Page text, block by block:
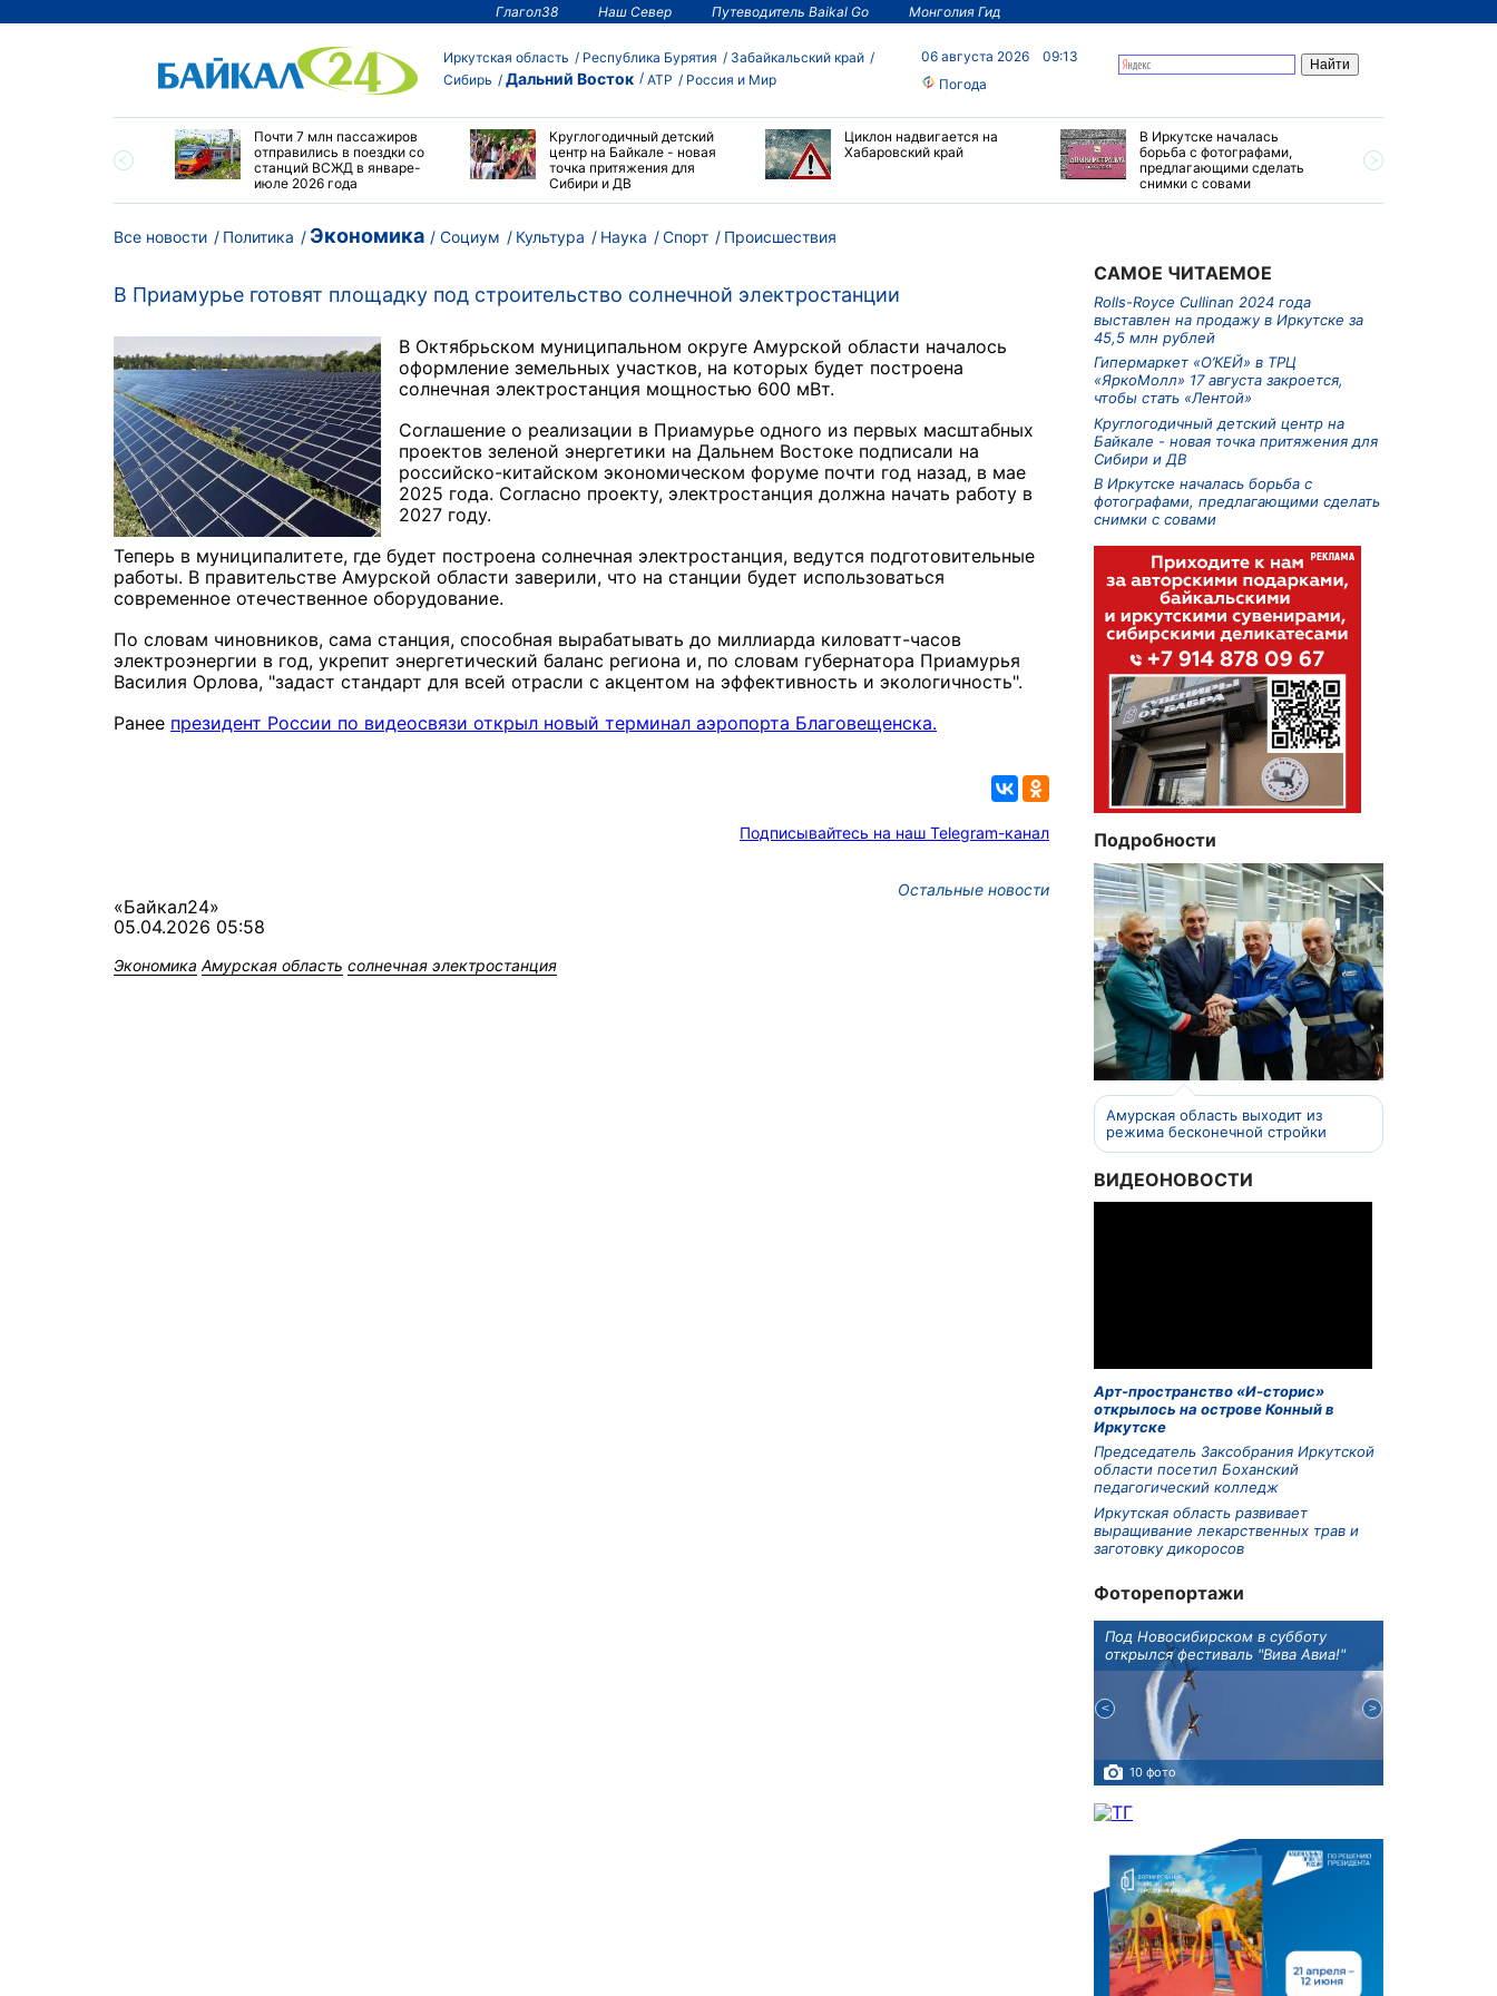
Глагол38 Наш Север Путеводитель Baikal Go Монголия Гид
Иркутская область Республика Бурятия
Забайкальский край
Сибирь
Дальний Восток АТР Россия и Мир
06 августа 2026
09:13
Погода
33,6 млн тонн в
июле 2026 года
Почти 7 млн пассажиров
отправились в поездки со
станций ВСЖД в январе-
июле 2026 года
Круглогодичный детский
центр на Байкале - новая
точка притяжения для
Сибири и ДВ
Циклон надвигается на
Хабаровский край
В Иркутске началась
борьба с фотографами,
предлагающими сделать
снимки с совами
Все новости Политика Экономика Социум Культура Наука Спорт Происшествия
В Приамурье готовят площадку под строительство солнечной электростанции
В Октябрьском муниципальном округе Амурской области началось
оформление земельных участков, на которых будет построена
солнечная электростанция мощностью 600 мВт.
Соглашение о реализации в Приамурье одного из первых масштабных
проектов зеленой энергетики на Дальнем Востоке подписали на
российско-китайском экономическом форуме почти год назад, в мае
2025 года. Согласно проекту, электростанция должна начать работу в
2027 году.
Теперь в муниципалитете, где будет построена солнечная электростанция, ведутся подготовительные
работы. В правительстве Амурской области заверили, что на станции будет использоваться
современное отечественное оборудование.
По словам чиновников, сама станция, способная вырабатывать до миллиарда киловатт-часов
электроэнергии в год, укрепит энергетический баланс региона и, по словам губернатора Приамурья
Василия Орлова, "задаст стандарт для всей отрасли с акцентом на эффективность и экологичность".
Ранее президент России по видеосвязи открыл новый терминал аэропорта Благовещенска.
Подписывайтесь на наш Telegram-канал
Остальные новости
«Байкал24»
05.04.2026 05:58
Экономика Амурская область солнечная электростанция
САМОЕ ЧИТАЕМОЕ
Rolls-Royce Cullinan 2024 года
выставлен на продажу в Иркутске за
45,5 млн рублей
Гипермаркет «О’КЕЙ» в ТРЦ
«ЯркоМолл» 17 августа закроется,
чтобы стать «Лентой»
Круглогодичный детский центр на
Байкале - новая точка притяжения для
Сибири и ДВ
В Иркутске началась борьба с
фотографами, предлагающими сделать
снимки с совами
Подробности
Амурская область выходит из
режима бесконечной стройки
ВИДЕОНОВОСТИ
Арт-пространство «И-сторис»
открылось на острове Конный в
Иркутске
Председатель Заксобрания Иркутской
области посетил Боханский
педагогический колледж
Иркутская область развивает
выращивание лекарственных трав и
заготовку дикоросов
Фоторепортажи
Под Новосибирском в субботу
открылся фестиваль "Вива Авиа!"
10 фото